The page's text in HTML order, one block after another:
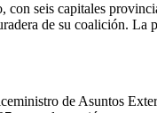
seis capitales
de su coalición.
de Asuntos